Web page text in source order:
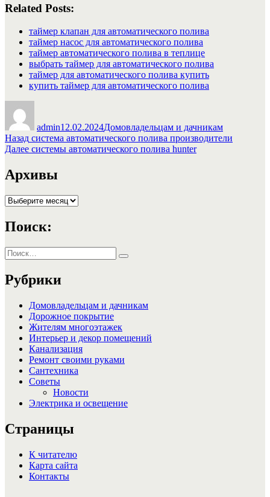
Related Posts:
таймер клапан для автоматического полива
таймер насос для автоматического полива
таймер автоматического полива в теплице
выбрать таймер для автоматического полива
таймер для автоматического полива купить
купить таймер для автоматического полива
admin12.02.2024Домовладельцам и дачникам
Навигация
по
записям
Назад Предыдущая
запись:
система автоматического полива производители
Далее Следующая
системы автоматического полива hunter
Архивы
Архивы
Поиск:
Искать:
Поиск
Рубрики
Домовладельцам и дачникам
Дорожное покрытие
Жителям многоэтажек
Интерьер и декор помещений
Канализация
Ремонт своими руками
Сантехника
Советы
Новости
Электрика и освещение
Страницы
К читателю
Карта сайта
Контакты